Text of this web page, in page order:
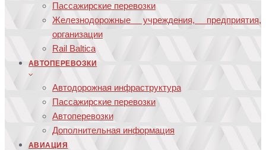
Пассажирские перевозки
Железнодорожные учреждения, предприятия,
организации
Rail Baltica
АВТОПЕРЕВОЗКИ
Автодорожная инфраструктура
Пассажирские перевозки
Автоперевозки
Дополнительная информация
АВИАЦИЯ